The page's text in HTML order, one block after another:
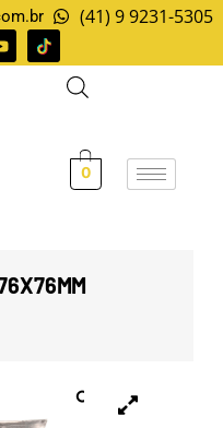
(41) 9 9231-5305
0